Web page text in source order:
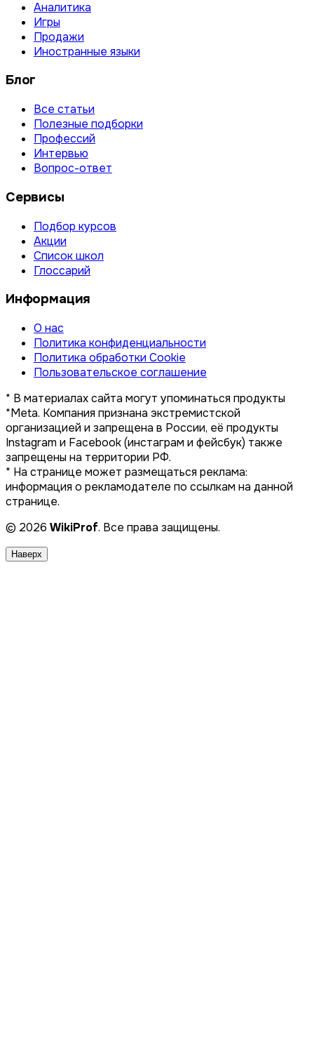
Аналитика
Игры
Продажи
Иностранные языки
Блог
Все статьи
Полезные подборки
Профессий
Интервью
Вопрос-ответ
Сервисы
Подбор курсов
Акции
Список школ
Глоссарий
Информация
О нас
Политика конфиденциальности
Политика обработки Cookie
Пользовательское соглашение
* В материалах сайта могут упоминаться продукты
*Meta. Компания признана экстремистской
организацией и запрещена в России, её продукты
Instagram и Facebook (инстаграм и фейсбук) также
запрещены на территории РФ.
* На странице может размещаться реклама:
информация о рекламодателе по ссылкам на данной
странице.
© 2026 WikiProf. Все права защищены.
Наверх